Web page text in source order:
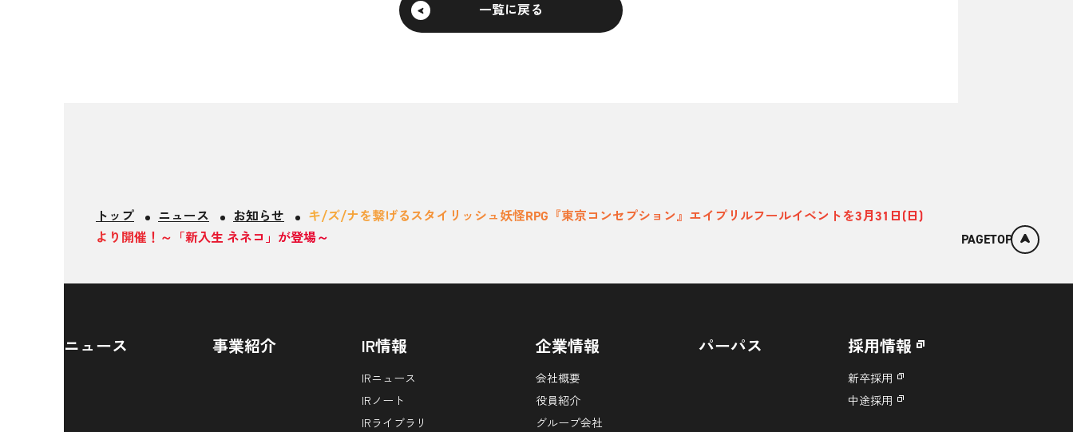
一覧に戻る
トップ ニュース お知らせ
キ/ズ/ナを繋げるスタイリッシュ妖怪RPG『東京コンセプション』エイプリルフールイベントを3月31日(日)
より開催！～「新入生 ネネコ」が登場～
PAGETOP
ニュース 事業紹介 IR情報
IRニュース
IRノート
IRライブラリ
企業情報
会社概要
役員紹介
グループ会社
パーパス 採用情報
新卒採用
中途採用